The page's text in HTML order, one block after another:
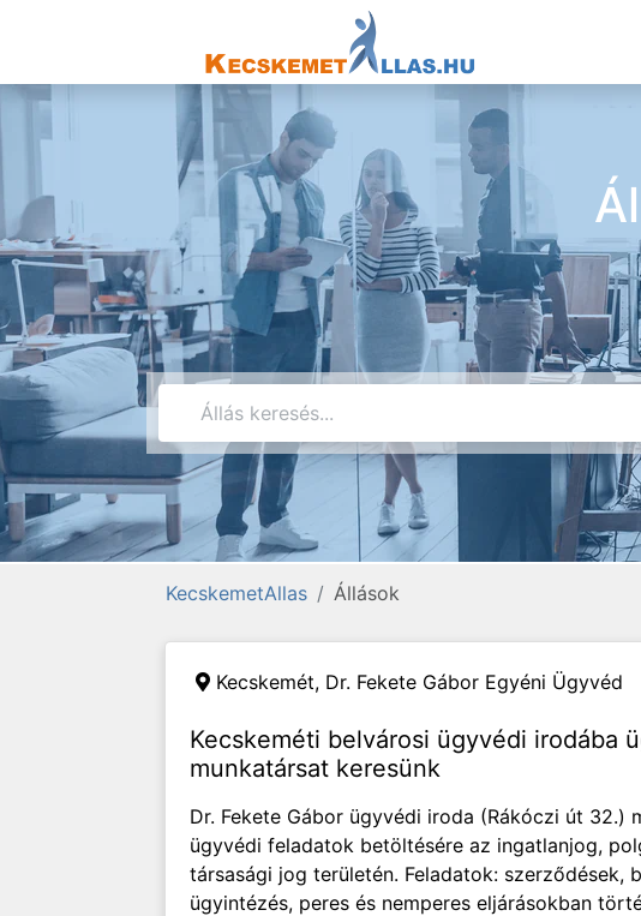
KecskemetAllas Állások
Kecskemét, Dr. Fekete Gábor Egyéni Ügyvéd
Kecskeméti belvárosi ügyvédi irodába
munkatársat keresünk
Dr. Fekete Gábor ügyvédi iroda (Rákóczi út 32.)
ügyvédi feladatok betöltésére az ingatlanjog,
társasági jog területén. Feladatok: szerződések,
ügyintézés, peres és nemperes eljárásokban